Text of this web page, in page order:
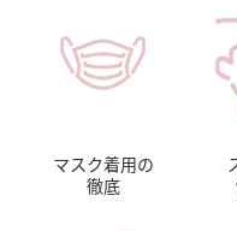
マスク着用の
徹底